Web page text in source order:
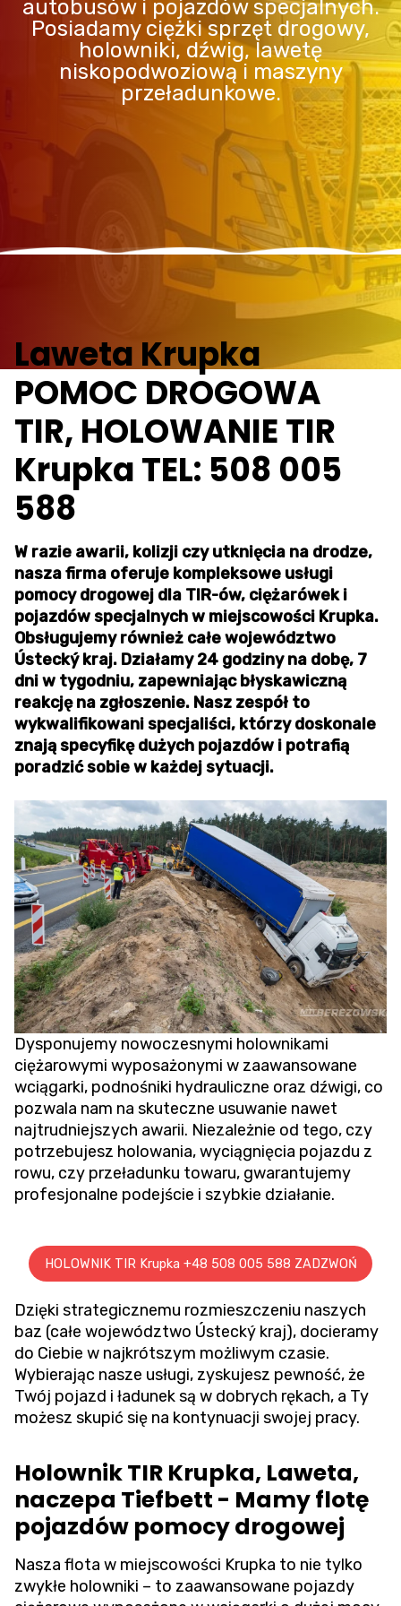
autobusów i pojazdów specjalnych.
Posiadamy ciężki sprzęt drogowy,
holowniki, dźwig, lawetę
niskopodwoziową i maszyny
przeładunkowe.
Laweta Krupka
POMOC DROGOWA
TIR, HOLOWANIE TIR
Krupka TEL: 508 005
588
W razie awarii, kolizji czy utknięcia na drodze,
nasza firma oferuje kompleksowe usługi
pomocy drogowej dla TIR-ów, ciężarówek i
pojazdów specjalnych w miejscowości Krupka.
Obsługujemy również całe województwo
Ústecký kraj. Działamy 24 godziny na dobę, 7
dni w tygodniu, zapewniając błyskawiczną
reakcję na zgłoszenie. Nasz zespół to
wykwalifikowani specjaliści, którzy doskonale
znają specyfikę dużych pojazdów i potrafią
poradzić sobie w każdej sytuacji.
Dysponujemy nowoczesnymi holownikami
ciężarowymi wyposażonymi w zaawansowane
wciągarki, podnośniki hydrauliczne oraz dźwigi, co
pozwala nam na skuteczne usuwanie nawet
najtrudniejszych awarii. Niezależnie od tego, czy
potrzebujesz holowania,wyciągnięcia pojazdu z
rowu, czy przeładunku towaru, gwarantujemy
profesjonalne podejście i szybkie działanie.
HOLOWNIK TIR Krupka +48 508 005 588 ZADZWOŃ
Dzięki strategicznemu rozmieszczeniu naszych
baz (całe województwo Ústecký kraj), docieramy
do Ciebie w najkrótszym możliwym czasie.
Wybierając nasze usługi, zyskujesz pewność, że
Twój pojazd i ładunek są w dobrych rękach, a Ty
możesz skupić się na kontynuacji swojej pracy.
Holownik TIR Krupka, Laweta,
naczepa Tiefbett - Mamy flotę
pojazdów pomocy drogowej
Nasza flota w miejscowości Krupka to nie tylko
zwykłe holowniki – to zaawansowane pojazdy